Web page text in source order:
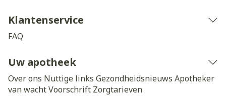
Klantenservice
FAQ
Uw apotheek
Over ons Nuttige links Gezondheidsnieuws Apotheker
van wachtVoorschrift Zorgtarieven